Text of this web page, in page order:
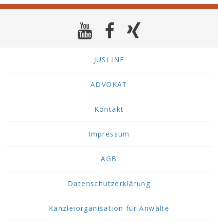
JUSLINE
ADVOKAT
Kontakt
Impressum
AGB
Datenschutzerklärung
Kanzleiorganisation für Anwälte